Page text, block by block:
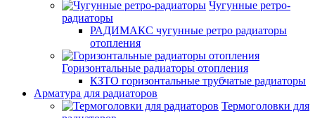
Чугунные ретро-
радиаторы
РАДИМАКС чугунные ретро радиаторы
отопления
Горизонтальные радиаторы отопления
КЗТО горизонтальные трубчатые радиаторы
Арматура для радиаторов
Термоголовки для